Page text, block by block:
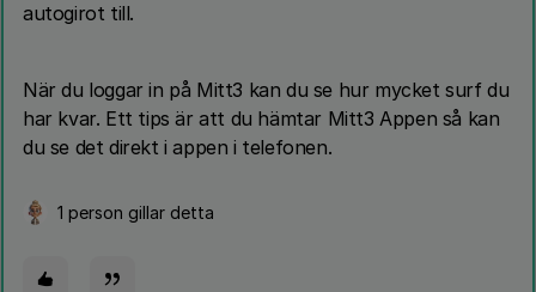
autogirot till.
När du loggar in på Mitt3 kan du se hur mycket surf du
har kvar. Ett tips är att du hämtar Mitt3 Appen så kan
du se det direkt i appen i telefonen.
1 person gillar detta